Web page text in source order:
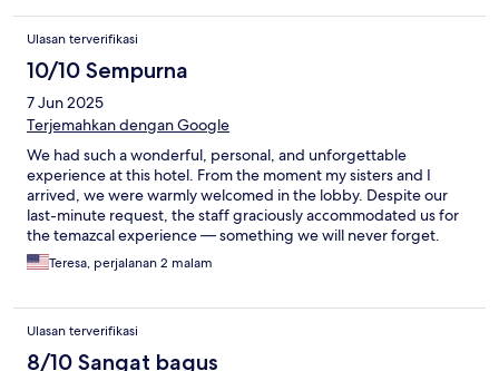
descripción de las habitaciones en la pagina no describen la
realidad
Ulasan terverifikasi
10/10 Sempurna
7 Jun 2025
Terjemahkan dengan Google
We had such a wonderful, personal, and unforgettable
experience at this hotel. From the moment my sisters and I
arrived, we were warmly welcomed in the lobby. Despite our
last-minute request, the staff graciously accommodated us for
the temazcal experience — something we will never forget.
Pedro, the hotel manager, went above and beyond to make
sure everything ran smoothly for us. He worked hard to fit us
last-minute requests. His kindness and effort made a big
difference in our stay. Our shaman, Miguel, was incredibly
thoughtful and made us feel safe and supported throughout
Teresa, perjalanan 2 malam
Ulasan terverifikasi
8/10 Sangat bagus